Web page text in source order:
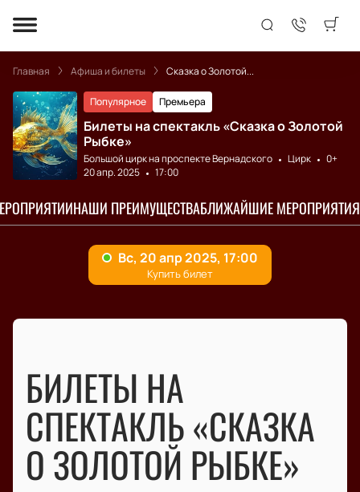
Главная Афиша и билеты Сказка о Золотой...
Популярное Премьера
Билеты на спектакль «Сказка о Золотой
Рыбке»
Большой цирк на проспекте Вернадского Цирк
0+
20 апр. 2025
17:00
НАШИ ПРЕИМУЩЕСТВАБЛИЖАЙШИЕ МЕРОПРИЯТИЯ
БИЛЕТЫ НА
СПЕКТАКЛЬ «СКАЗКА
О ЗОЛОТОЙ РЫБКЕ»